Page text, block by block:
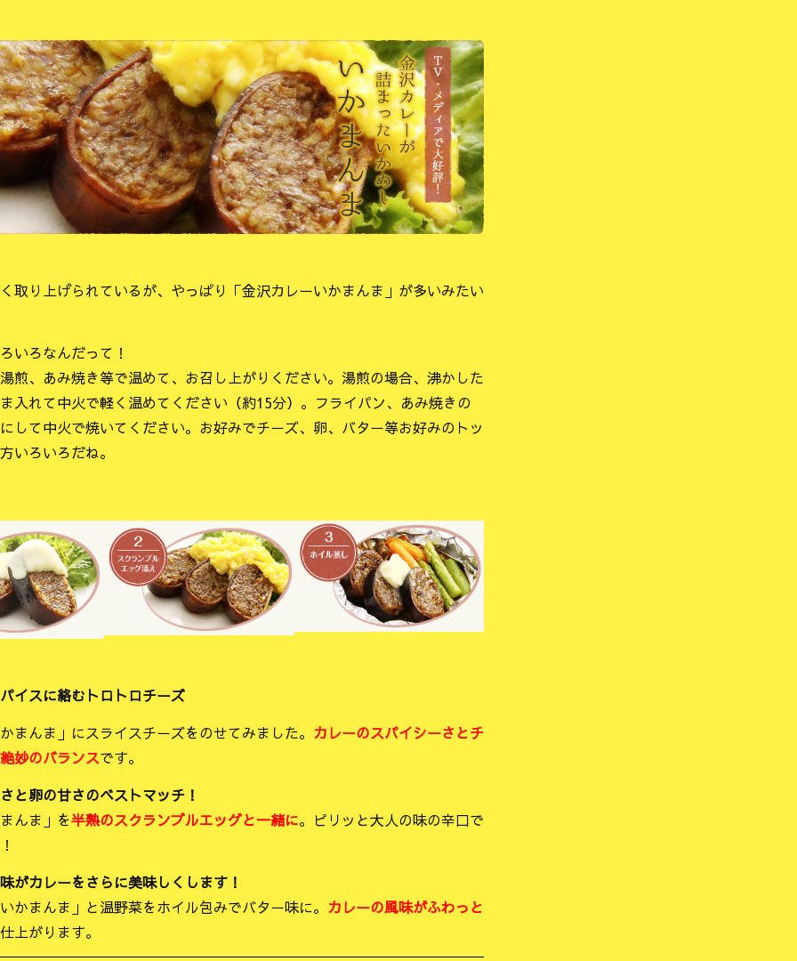
取り上げられているが、やっぱり「金沢カレーいかまんま」が多いみたい
いろなんだって！
煎、あみ焼き等で温めて、お召し上がりください。湯煎の場合、沸かした
入れて中火で軽く温めてください（約15分）。フライパン、あみ焼きの
して中火で焼いてください。お好みでチーズ、卵、バター等お好みのトッ
いろいろだね。
イスに絡むトロトロチーズ
まんま」にスライスチーズをのせてみました。 カレーのスパイシーさとチ
妙のバランスです。
と卵の甘さのベストマッチ！
んま」を半熟のスクランブルエッグと一緒に。ピリッと大人の味の辛口で
がカレーをさらに美味しくします！
かまんま」と温野菜をホイル包みでバター味に。 カレーの風味がふわっと
上がります。